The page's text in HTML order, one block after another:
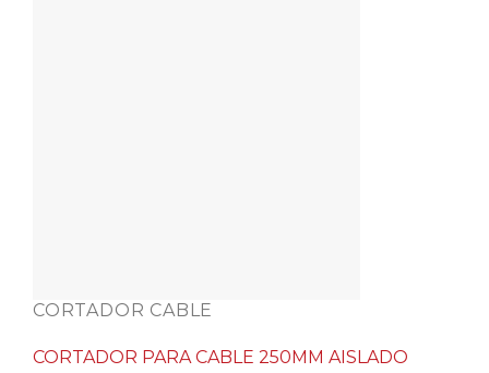
CORTADOR CABLE
CORTADOR PARA CABLE 250MM AISLADO